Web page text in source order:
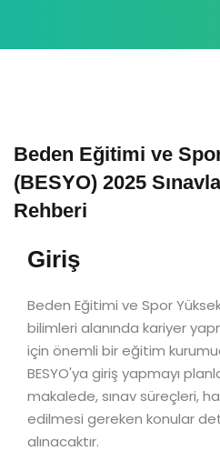
Beden Eğitimi ve
(BESYO) 2025
Rehberi
Giriş
Beden Eğitimi ve Spor
bilimleri alanında kariyer
için önemli bir eğitim
BESYO'ya giriş yapmayı
makalede, sınav süreçleri,
edilmesi gereken konular
alınacaktır.